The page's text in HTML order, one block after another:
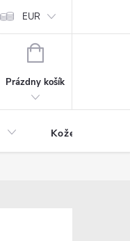
EUR
NÁKUPNÝ
Prázdny košík
Kožený tovar